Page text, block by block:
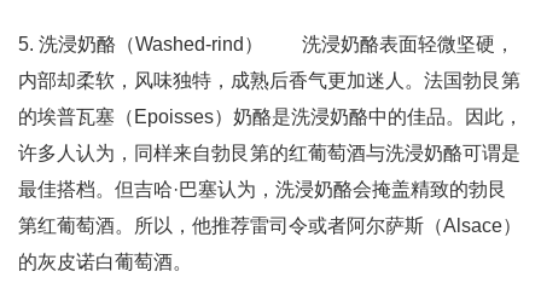
5. 洗浸奶酪（Washed-rind） 洗浸奶酪表面轻微坚硬，
内部却柔软，风味独特，成熟后香气更加迷人。法国勃艮第
的埃普瓦塞（Epoisses）奶酪是洗浸奶酪中的佳品。因此，
许多人认为，同样来自勃艮第的红葡萄酒与洗浸奶酪可谓是
最佳搭档。但吉哈·巴塞认为，洗浸奶酪会掩盖精致的勃艮
第红葡萄酒。所以，他推荐雷司令或者阿尔萨斯（Alsace）
的灰皮诺白葡萄酒。